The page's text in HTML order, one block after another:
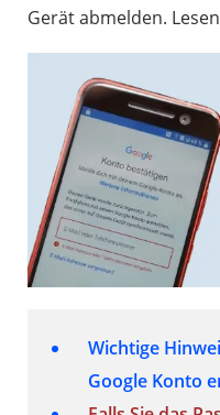
Gerät abmelden.
Wichtige
Google Konto